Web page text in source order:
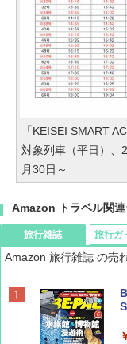
「KEISEI SMART
対象列車（平日）、
月30日～
Amazon トラベル関
旅行雑誌
Amazon 旅行雑誌 の売
旅行ガ